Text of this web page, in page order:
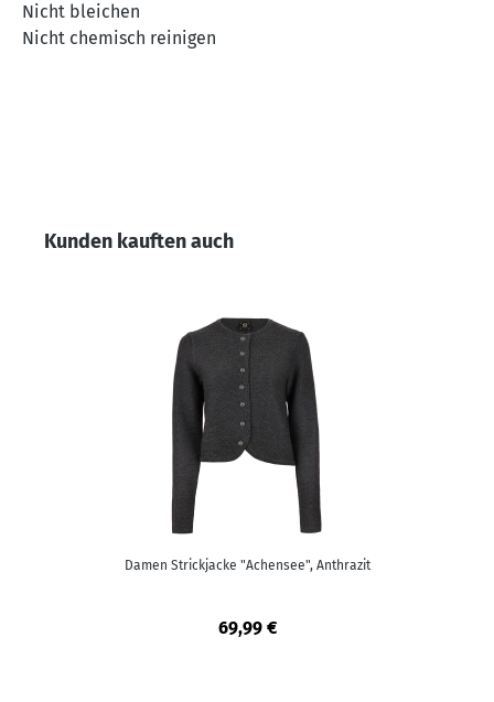
Nicht bleichen
Nicht chemisch reinigen
Produktgalerie überspringen
Kunden kauften auch
Damen Strickjacke "Achensee", Anthrazit
69,99 €